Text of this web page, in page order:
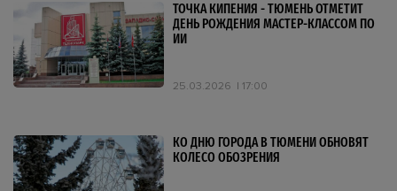
ТОЧКА КИПЕНИЯ - ТЮМЕНЬ ОТМЕТИТ
ДЕНЬ РОЖДЕНИЯ МАСТЕР-КЛАССОМ ПО
ИИ
25.03.2026 17:00
КО ДНЮ ГОРОДА В ТЮМЕНИ ОБНОВЯТ
КОЛЕСО ОБОЗРЕНИЯ